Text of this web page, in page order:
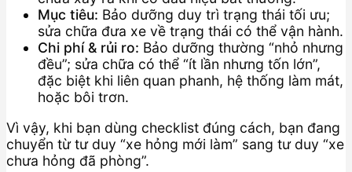
Mục tiêu: Bảo dưỡng duy trì trạng thái tối ưu;
sửa chữa đưa xe về trạng thái có thể vận hành.
Chi phí & rủi ro: Bảo dưỡng thường “nhỏ nhưng
đều”; sửa chữa có thể “ít lần nhưng tốn lớn”,
đặc biệt khi liên quan phanh, hệ thống làm mát,
hoặc bôi trơn.
Vì vậy, khi bạn dùng checklist đúng cách, bạn đang
chuyển từ tư duy “xe hỏng mới làm” sang tư duy “xe
chưa hỏng đã phòng”.